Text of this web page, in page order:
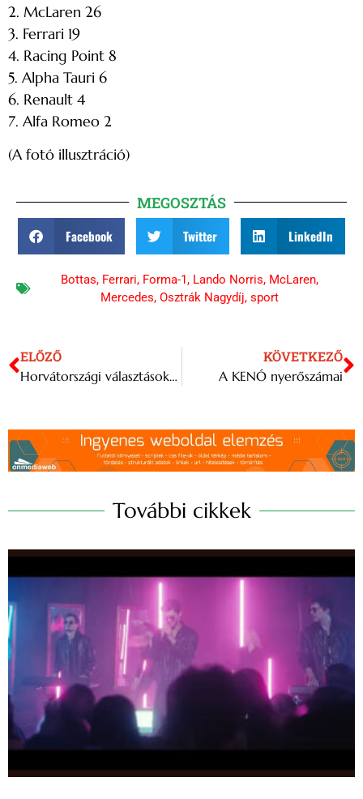
2. McLaren 26
3. Ferrari 19
4. Racing Point 8
5. Alpha Tauri 6
6. Renault 4
7. Alfa Romeo 2
(A fotó illusztráció)
MEGOSZTÁS
Facebook Twitter LinkedIn
Bottas, Ferrari, Forma-1, Lando Norris, McLaren,
Mercedes, Osztrák Nagydíj, sport
ELŐZŐ
Horvátországi választások – A konzervatívok győztek a részeredmények szerint
KÖVETKEZŐ
A KENÓ nyerőszámai
További cikkek